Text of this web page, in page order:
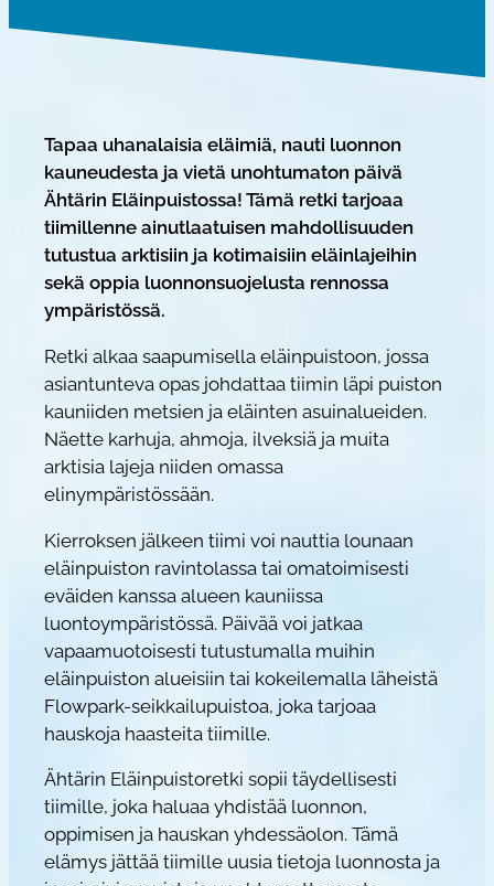
Tapaa uhanalaisia eläimiä, nauti luonnon
kauneudesta ja vietä unohtumaton päivä
Ähtärin Eläinpuistossa! Tämä retki tarjoaa
tiimillenne ainutlaatuisen mahdollisuuden
tutustua arktisiin ja kotimaisiin eläinlajeihin
sekä oppia luonnonsuojelusta rennossa
ympäristössä.
Retki alkaa saapumisella eläinpuistoon, jossa
asiantunteva opas johdattaa tiimin läpi puiston
kauniiden metsien ja eläinten asuinalueiden.
Näette karhuja, ahmoja, ilveksiä ja muita
arktisia lajeja niiden omassa
elinympäristössään.
Kierroksen jälkeen tiimi voi nauttia lounaan
eläinpuiston ravintolassa tai omatoimisesti
eväiden kanssa alueen kauniissa
luontoympäristössä. Päivää voi jatkaa
vapaamuotoisesti tutustumalla muihin
eläinpuiston alueisiin tai kokeilemalla läheistä
Flowpark-seikkailupuistoa, joka tarjoaa
hauskoja haasteita tiimille.
Ähtärin Eläinpuistoretki sopii täydellisesti
tiimille, joka haluaa yhdistää luonnon,
oppimisen ja hauskan yhdessäolon. Tämä
elämys jättää tiimille uusia tietoja luonnosta ja